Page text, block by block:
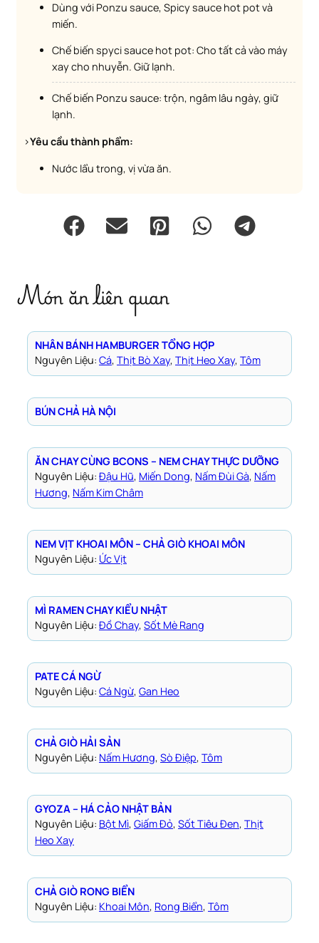
Dùng với Ponzu sauce, Spicy sauce hot pot và
miến.
Chế biến spyci sauce hot pot: Cho tất cả vào máy
xay cho nhuyễn. Giữ lạnh.
Chế biến Ponzu sauce: trộn, ngâm lâu ngày, giữ
lạnh.
>Yêu cầu thành phẩm:
Nước lẩu trong, vị vừa ăn.
Món ăn liên quan
NHÂN BÁNH HAMBURGER TỔNG HỢP
Nguyên Liệu: Cá, Thịt Bò Xay, Thịt Heo Xay, Tôm
BÚN CHẢ HÀ NỘI
ĂN CHAY CÙNG BCONS – NEM CHAY THỰC DƯỠNG
Nguyên Liệu: Đậu Hũ, Miến Dong, Nấm Đùi Gà, Nấm
Hương, Nấm Kim Châm
NEM VỊT KHOAI MÔN – CHẢ GIÒ KHOAI MÔN
Nguyên Liệu: Ức Vịt
MÌ RAMEN CHAY KIỂU NHẬT
Nguyên Liệu: Đồ Chay, Sốt Mè Rang
PATE CÁ NGỪ
Nguyên Liệu: Cá Ngừ, Gan Heo
CHẢ GIÒ HẢI SẢN
Nguyên Liệu: Nấm Hương, Sò Điệp, Tôm
GYOZA – HÁ CẢO NHẬT BẢN
Nguyên Liệu: Bột Mì, Giấm Đỏ, Sốt Tiêu Đen, Thịt
Heo Xay
CHẢ GIÒ RONG BIỂN
Nguyên Liệu: Khoai Môn, Rong Biển, Tôm